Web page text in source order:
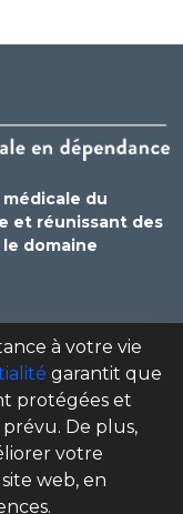
du
et réunissant des
domaine
dépendance
à votre vie
garantit que
protégées et
De plus,
votre
web, en